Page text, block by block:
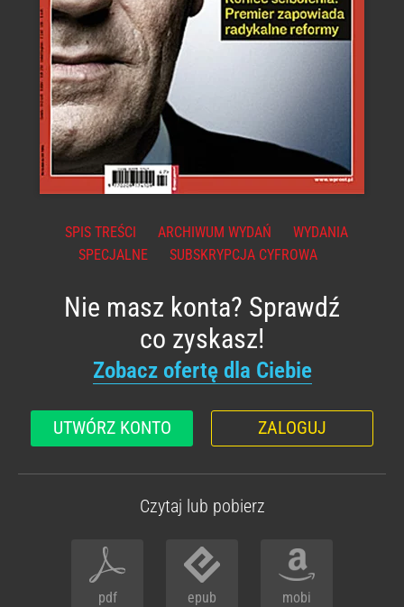
SPIS TREŚCI ARCHIWUM WYDAŃ
WYDANIA
SPECJALNE
SUBSKRYPCJA CYFROWA
Nie masz konta? Sprawdź
co zyskasz!
Zobacz ofertę dla Ciebie
UTWÓRZ KONTO ZALOGUJ
Czytaj lub pobierz
pdf epub mobi